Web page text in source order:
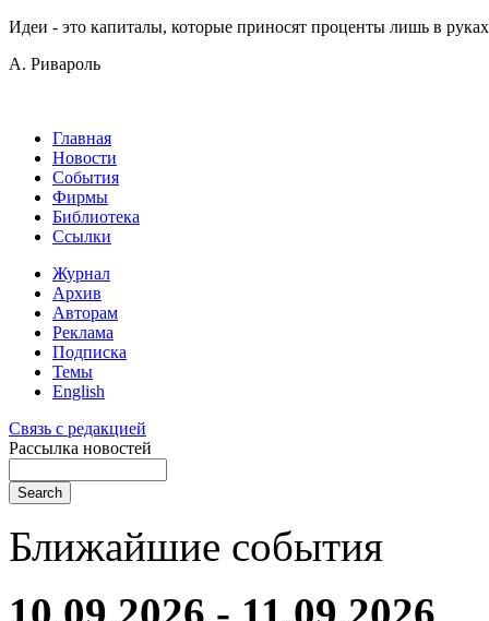
Идеи - это капиталы, которые приносят проценты лишь в руках
А. Ривароль
Главная
Новости
События
Фирмы
Библиотека
Ссылки
Журнал
Архив
Авторам
Реклама
Подписка
Темы
English
Связь с редакцией
Рассылка новостей
Ближайшие события